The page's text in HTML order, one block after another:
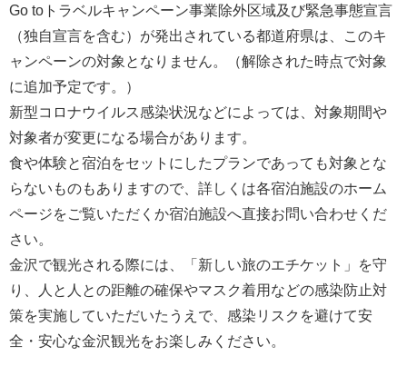
Go toトラベルキャンペーン事業除外区域及び緊急事態宣言
（独自宣言を含む）が発出されている都道府県は、このキ
ャンペーンの対象となりません。（解除された時点で対象
に追加予定です。）
新型コロナウイルス感染状況などによっては、対象期間や
対象者が変更になる場合があります。
食や体験と宿泊をセットにしたプランであっても対象とな
らないものもありますので、詳しくは各宿泊施設のホーム
ページをご覧いただくか宿泊施設へ直接お問い合わせくだ
さい。
金沢で観光される際には、「新しい旅のエチケット」を守
り、人と人との距離の確保やマスク着用などの感染防止対
策を実施していただいたうえで、感染リスクを避けて安
全・安心な金沢観光をお楽しみください。